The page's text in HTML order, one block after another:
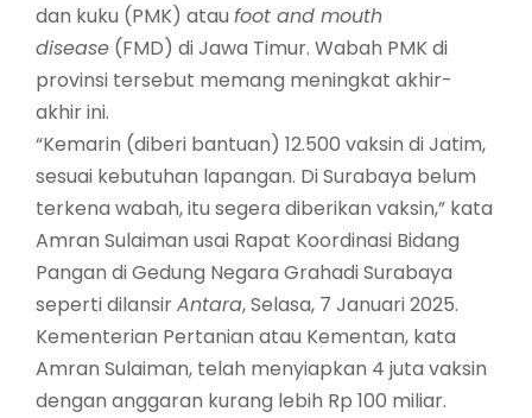
dan kuku (PMK) atau foot and mouth
disease (FMD) di Jawa Timur. Wabah PMK di
provinsi tersebut memang meningkat akhir-
akhir ini.
“Kemarin (diberi bantuan) 12.500 vaksin di Jatim,
sesuai kebutuhan lapangan. Di Surabaya belum
terkena wabah, itu segera diberikan vaksin,” kata
Amran Sulaiman usai Rapat Koordinasi Bidang
Pangan di Gedung Negara Grahadi Surabaya
seperti dilansirAntara, Selasa, 7 Januari 2025.
Kementerian Pertanian atau Kementan, kata
Amran Sulaiman, telah menyiapkan 4 juta vaksin
dengan anggaran kurang lebih Rp 100 miliar.